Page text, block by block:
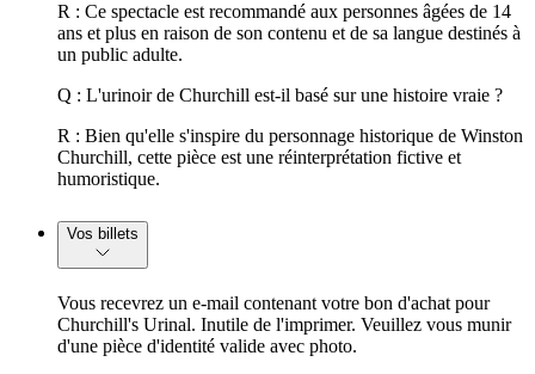
R : Ce spectacle est recommandé aux personnes âgées de 14
ans et plus en raison de son contenu et de sa langue destinés à
un public adulte.
Q : L'urinoir de Churchill est-il basé sur une histoire vraie ?
R : Bien qu'elle s'inspire du personnage historique de Winston
Churchill, cette pièce est une réinterprétation fictive et
humoristique.
Vos billets
Vous recevrez un e-mail contenant votre bon d'achat pour
Churchill's Urinal. Inutile de l'imprimer. Veuillez vous munir
d'une pièce d'identité valide avec photo.